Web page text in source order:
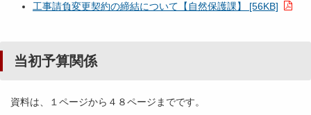
工事請負変更契約の締結について【自然保護課】 [56KB]
当初予算関係
資料は、１ページから４８ページまでです。